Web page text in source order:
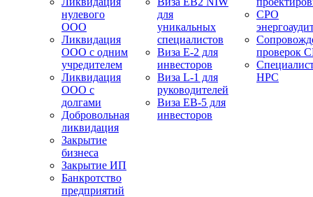
нулевого
ООО
Ликвидация
ООО с одним
учредителем
Ликвидация
ООО с
долгами
Добровольная
ликвидация
Закрытие
бизнеса
Закрытие ИП
Банкротство
предприятий
для
уникальных
специалистов
Виза E-2 для
инвесторов
Виза L-1 для
руководителей
Виза EB-5 для
инвесторов
СРО
проверок
НРС